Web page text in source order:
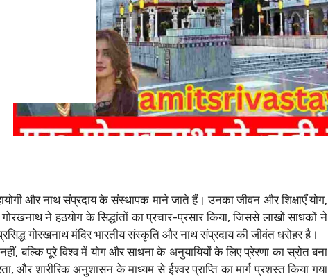
और नाथ संप्रदाय के संस्थापक माने जाते हैं। उनका जीवन और शिक्षाएँ योग,
ने हठयोग के सिद्धांतों का प्रचार-प्रसार किया, जिससे लाखों साधकों ने
गोरखनाथ मंदिर भारतीय संस्कृति और नाथ संप्रदाय की जीवंत धरोहर है।
बल्कि पूरे विश्व में योग और साधना के अनुयायियों के लिए प्रेरणा का स्रोत बना
और शारीरिक अनुशासन के माध्यम से ईश्वर प्राप्ति का मार्ग प्रशस्त किया गया